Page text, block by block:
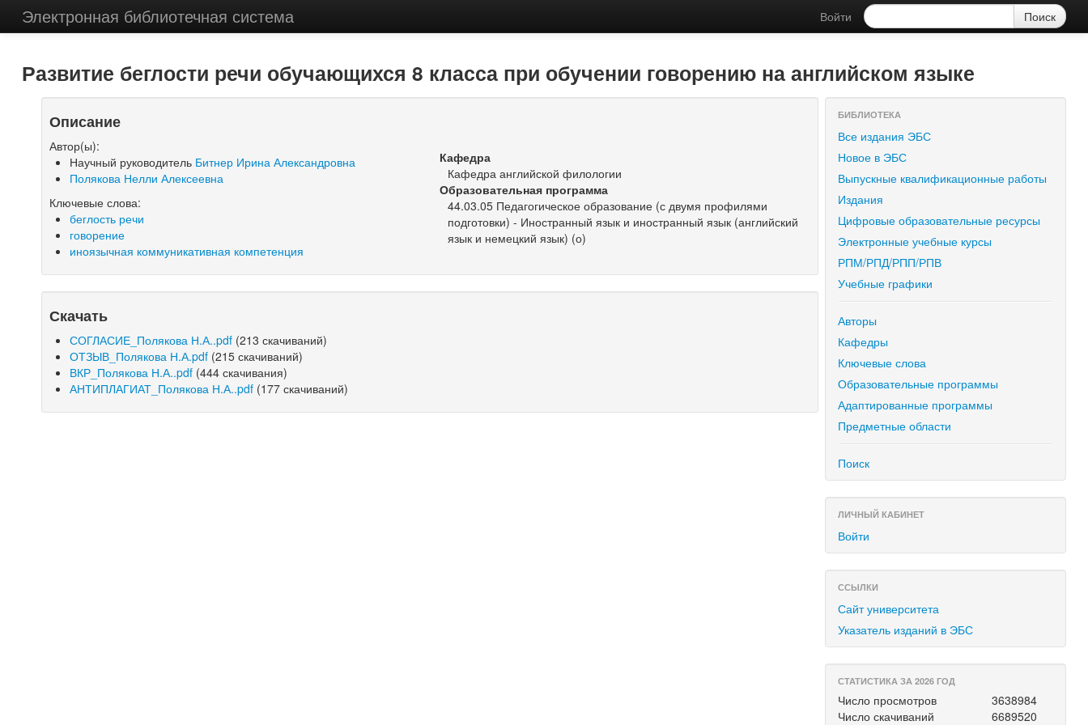
Электронная библиотечная система Войти
Развитие беглости речи обучающихся 8 класса при обучении говорению на английском языке
Описание
Автор(ы):
Научный руководитель Битнер Ирина Александровна
Полякова Нелли Алексеевна
Ключевые слова:
беглость речи
говорение
иноязычная коммуникативная компетенция
Кафедра
Кафедра английской филологии
Образовательная программа
44.03.05 Педагогическое образование (с двумя профилями
подготовки) - Иностранный язык и иностранный язык (английский
язык и немецкий язык) (о)
Скачать
СОГЛАСИЕ_Полякова Н.А..pdf (213 скачиваний)
ОТЗЫВ_Полякова Н.А.pdf (215 скачиваний)
ВКР_Полякова Н.А..pdf (444 скачивания)
АНТИПЛАГИАТ_Полякова Н.А..pdf (177 скачиваний)
БИБЛИОТЕКА
Все издания ЭБС
Новое в ЭБС
Выпускные квалификационные работы
Издания
Цифровые образовательные ресурсы
Электронные учебные курсы
РПМ/РПД/РПП/РПВ
Учебные графики
Авторы
Кафедры
Ключевые слова
Образовательные программы
Адаптированные программы
Предметные области
Поиск
ЛИЧНЫЙ КАБИНЕТ
Войти
ССЫЛКИ
Сайт университета
Указатель изданий в ЭБС
СТАТИСТИКА ЗА 2026 ГОД
Число просмотров
3638984
Число скачиваний
6689520